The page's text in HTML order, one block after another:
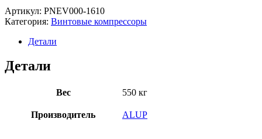
Артикул: PNEV000-1610
Категория: Винтовые компрессоры
Детали
Детали
Вес 550 кг
Производитель ALUP